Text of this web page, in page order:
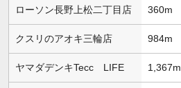
ローソン長野上松二丁目店 360m
クスリのアオキ三輪店 984m
ヤマダデンキTecc LIFE 1,367m